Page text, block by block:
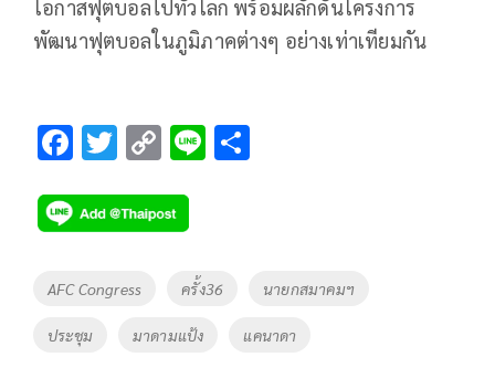
โอกาสฟุตบอลไปทั่วโลก พร้อมผลักดันโครงการ
พัฒนาฟุตบอลในภูมิภาคต่างๆ อย่างเท่าเทียมกัน
F
e
b
o
k
T
tt
er
C
p
y
Li
k
Li
Tags
AFC Congress ครั้ง36 นายกสมาคมฯ
ประชุม มาดามแป้ง แคนาดา